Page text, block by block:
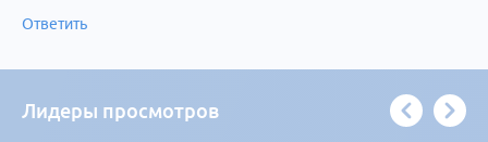
Ответить
Лидеры просмотров